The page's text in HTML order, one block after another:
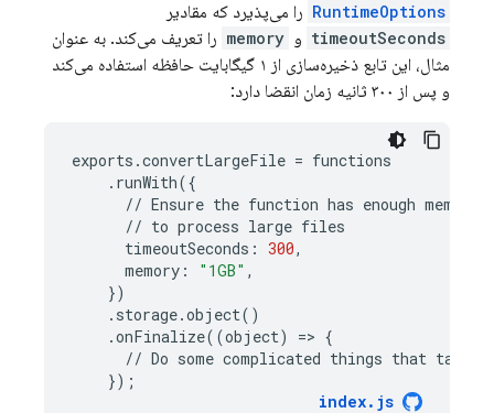
RuntimeOptions را می‌پذیرد که مقادیر
timeoutSeconds و memory را تعریف می‌کند. به عنوان
مثال، این تابع ذخیره‌سازی از ۱ گیگابایت حافظه استفاده می‌کند
و پس از ۳۰۰ ثانیه زمان انقضا دارد:
exports .convertLargeFile = functions
. runWith({
// Ensure the function has enough memory
// to process large files
timeoutSeconds : 300,
memory : "1GB" ,
})
. storage.object()
.onFinalize((object) => {
// Do some complicated things that take
});
index. js